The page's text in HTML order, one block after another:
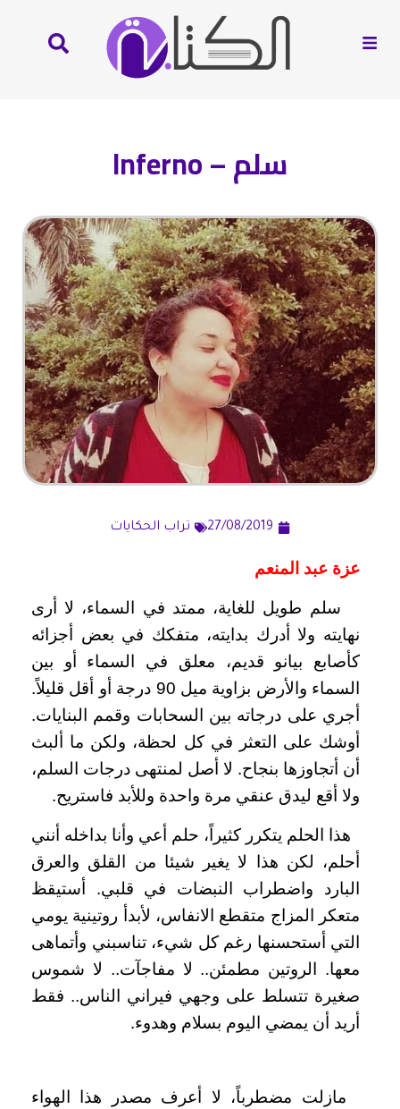
سلم – Inferno
27/08/2019 تراب الحكايات
عزة عبد المنعم
سلم طويل للغاية، ممتد في السماء، لا أرى
نهايته ولا أدرك بدايته، متفكك في بعض أجزائه
كأصابع بيانو قديم، معلق في السماء أو بين
السماء والأرض بزاوية ميل 90 درجة أو أقل قليلاً.
أجري على درجاته بين السحابات وقمم البنايات.
أوشك على التعثر في كل لحظة، ولكن ما ألبث
أن أتجاوزها بنجاح. لا أصل لمنتهى درجات السلم،
ولا أقع ليدق عنقي مرة واحدة وللأبد فاستريح.
هذا الحلم يتكرر كثيراً، حلم أعي وأنا بداخله أنني
أحلم، لكن هذا لا يغير شيئا من القلق والعرق
البارد واضطراب النبضات في قلبي. أستيقظ
متعكر المزاج متقطع الانفاس، لأبدأ روتينية يومي
التي أستحسنها رغم كل شيء، تناسبني وأتماهى
معها. الروتين مطمئن.. لا مفاجآت.. لا شموس
صغيرة تتسلط على وجهي فيراني الناس.. فقط
أريد أن يمضي اليوم بسلام وهدوء.
مازلت مضطرباً، لا أعرف مصدر هذا الهواء